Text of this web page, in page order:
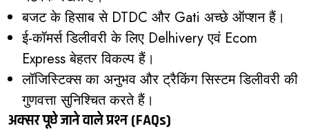
बजट के हिसाब से DTDC और Gati अच्छे ऑप्शन हैं।
ई-कॉमर्स डिलीवरी के लिए Delhivery एवं Ecom
Express बेहतर विकल्प हैं।
लॉजिस्टिक्स का अनुभव और ट्रैकिंग सिस्टम डिलीवरी की
गुणवत्ता सुनिश्चित करते हैं।
अक्सर पूछे जाने वाले प्रश्न (FAQs)